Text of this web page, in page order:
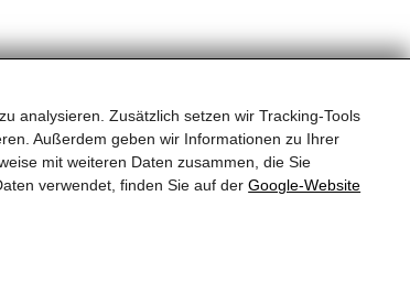
analysieren. Zusätzlich setzen wir Tracking-Tools
Außerdem geben wir Informationen zu Ihrer
mit weiteren Daten zusammen, die Sie
verwendet, finden Sie auf derGoogle‑Website
Aufgaben